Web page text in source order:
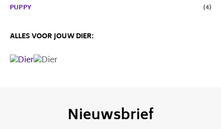
PUPPY (4)
ALLES VOOR JOUW DIER:
Nieuwsbrief